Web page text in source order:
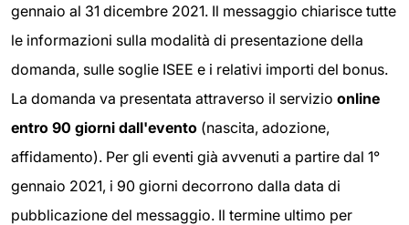
gennaio al 31 dicembre 2021. Il messaggio chiarisce tutte
le informazioni sulla modalità di presentazione della
domanda, sulle soglie ISEE e i relativi importi del bonus.
La domanda va presentata attraverso il servizio online
entro 90 giorni dall'evento (nascita, adozione,
affidamento). Per gli eventi già avvenuti a partire dal 1°
gennaio 2021, i 90 giorni decorrono dalla data di
pubblicazione del messaggio. Il termine ultimo per